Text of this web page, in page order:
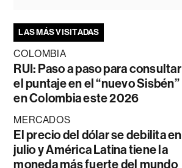
LAS MÁS VISITADAS
COLOMBIA
RUI: Paso a paso para consultar
el puntaje en el “nuevo Sisbén”
en Colombia este 2026
MERCADOS
El precio del dólar se debilita en
julio y América Latina tiene la
moneda más fuerte del mundo